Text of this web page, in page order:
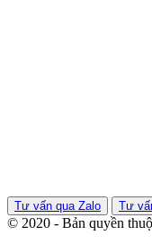
Tư vấn qua Zalo Tư
© 2020 - Bản quyền